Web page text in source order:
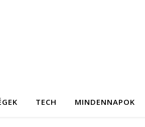
TECH MINDENNAPOK